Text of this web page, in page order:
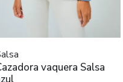
vaquera Salsa